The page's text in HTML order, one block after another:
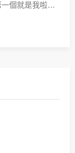
一個就是我啦…